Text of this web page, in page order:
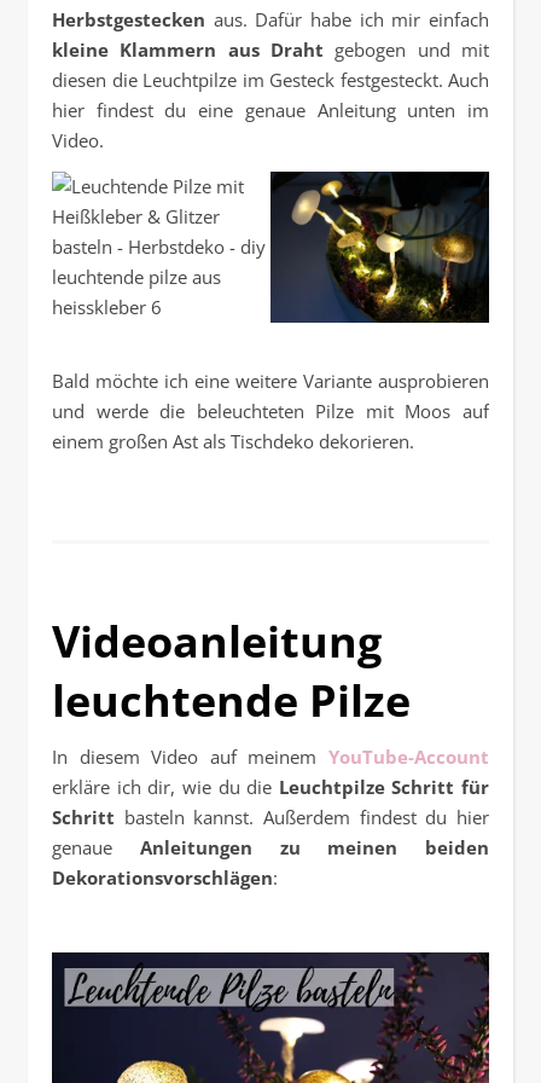
Herbstgestecken aus. Dafür habe ich mir einfach
kleine Klammern aus Draht gebogen und mit
diesen die Leuchtpilze im Gesteck festgesteckt. Auch
hier findest du eine genaue Anleitung unten im
Video.
Bald möchte ich eine weitere Variante ausprobieren
und werde die beleuchteten Pilze mit Moos auf
einem großen Ast als Tischdeko dekorieren.
Videoanleitung
leuchtende Pilze
In diesem Video auf meinem YouTube-Account
erkläre ich dir, wie du die Leuchtpilze Schritt für
Schritt basteln kannst. Außerdem findest du hier
genaue Anleitungen zu meinen beiden
Dekorationsvorschlägen: